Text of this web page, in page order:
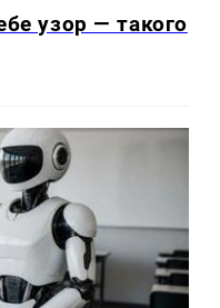
узор — такого